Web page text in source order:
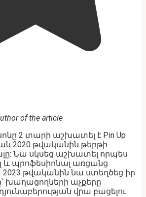
of the article
2 տարի աշխատել է Pin Up
2020 թվականին թերթի
Նա սկսեց աշխատել որպես
և պրոֆեսիոնալ առցանց
թվականին նա ստեղծեց իր
խաղացողների աչքերը
վրա բացելու